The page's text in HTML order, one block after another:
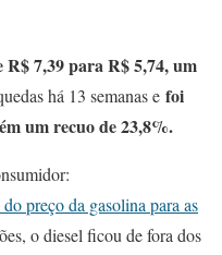
R$ 7,39 para R$ 5,74, um
há 13 semanas e foi
um recuo de 23,8%.
preço da gasolina para as
o diesel ficou de fora dos